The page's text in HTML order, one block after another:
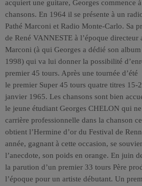
acquiert une guitare, Georges commence
chansons. En 1964 il se présente à un
Pathé Marconi et Radio Monte-Carlo. Sa
de René VANNESTE à l’époque directeur
Marconi (à qui Georges a dédié son
1998) qui va lui donner la possibilité
premier 45 tours. Après une tournée
le premier Super 45 tours quatre titres
janvier 1965. Les chansons sont bien
le jeune étudiant Georges CHELON qui
carrière professionnelle dans la chanson
obtient l’Hermine d’or du Festival de
année, gagnant à cette occasion, se
l’anecdote, son poids en orange. En juin
la parution d’un premier 33 tours Père
l’époque pour un artiste débutant. Un